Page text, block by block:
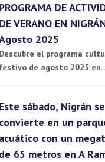
PROGRAMA DE
DE VERANO EN
2025
Descubre el programa
festivo de agosto 2025
Este sábado, Nigrán se
convierte en un
acuático con un
de 65 metros en A